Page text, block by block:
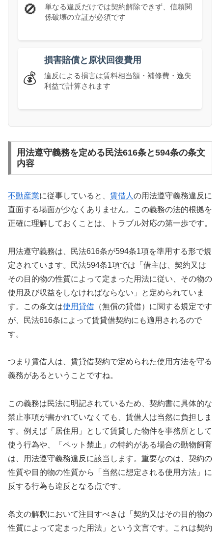
🚫
単なる違反だけでは契約解除できず、信頼関
係破壊の立証が必須です
💰
損害賠償と原状回復費用
違反による損害は賃料相当額・補修費・逸失
利益で計算されます
用法遵守義務を定める民法616条と594条の条文
内容
不動産業に従事していると、 賃借人 の用法遵守義務違反に
直面する場面が少なくありません。この義務の法的根拠を
正確に理解しておくことは、トラブル対応の第一歩です。
用法遵守義務は、民法616条が594条1項を準用する形で規
定されています。民法594条1項では「借主は、契約又は
その目的物の性質によって定まった用法に従い、その物の
使用及び収益をしなければならない」と定められていま
す。この条文は使用貸借 （無償の貸借）に関する規定です
が、民法616条によって賃貸借契約にも適用されるので
す。
つまり賃借人は、賃貸借契約で定められた使用方法を守る
義務があるということですね。
この義務は民法に明記されているため、契約書に具体的な
禁止事項が書かれていなくても、賃借人は当然に負担しま
す。例えば「居住用」として賃貸した物件を事務所として
使う行為や、「ペット禁止」の特約がある場合の動物飼育
は、用法遵守義務違反に該当します。重要なのは、契約の
性質や目的物の性質から「当然に想定される使用方法」に
反する行為も違反となる点です。
条文の解釈において注目すべきは「契約又はその目的物の
性質によって定まった用法」という文言です。これは契約